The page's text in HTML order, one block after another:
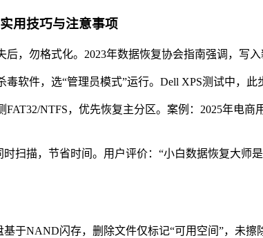
用技巧与注意事项
，勿格式化。2023年数据恢复协会指南强调，写入
软件，选“管理员模式”运行。Dell XPS测试中，此
FAT32/NTFS，优先恢复主分区。案例：2025年电商
扫描，节省时间。用户评价：“小白数据恢复大师
于NAND闪存，删除文件仅标记“可用空间”，未擦